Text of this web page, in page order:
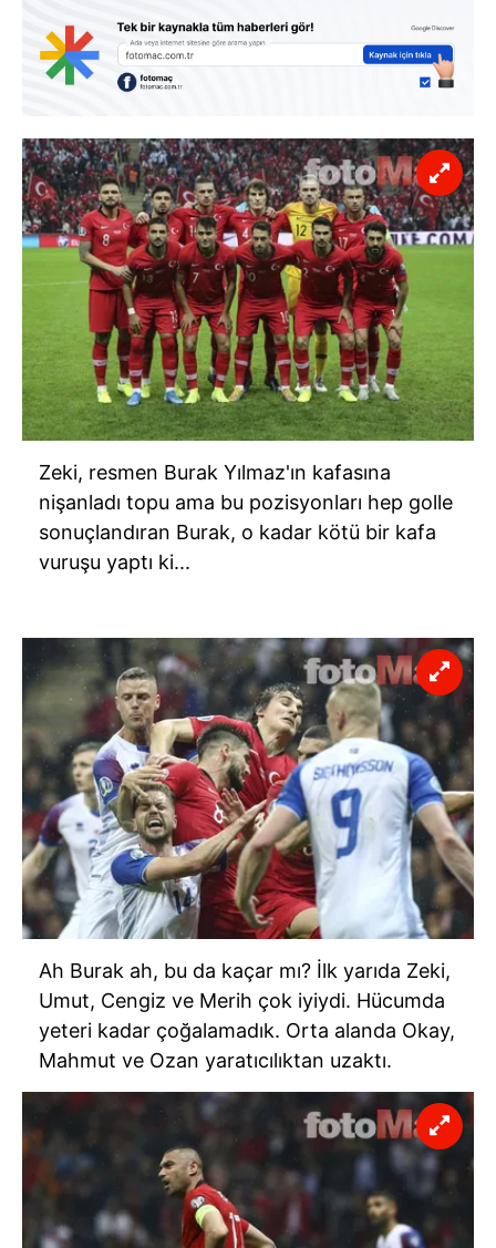
Zeki, resmen Burak Yılmaz'ın kafasına
nişanladı topu ama bu pozisyonları hep golle
sonuçlandıran Burak, o kadar kötü bir kafa
vuruşu yaptı ki...
Ah Burak ah, bu da kaçar mı? İlk yarıda Zeki,
Umut, Cengiz ve Merih çok iyiydi. Hücumda
yeteri kadar çoğalamadık. Orta alanda Okay,
Mahmut ve Ozan yaratıcılıktan uzaktı.